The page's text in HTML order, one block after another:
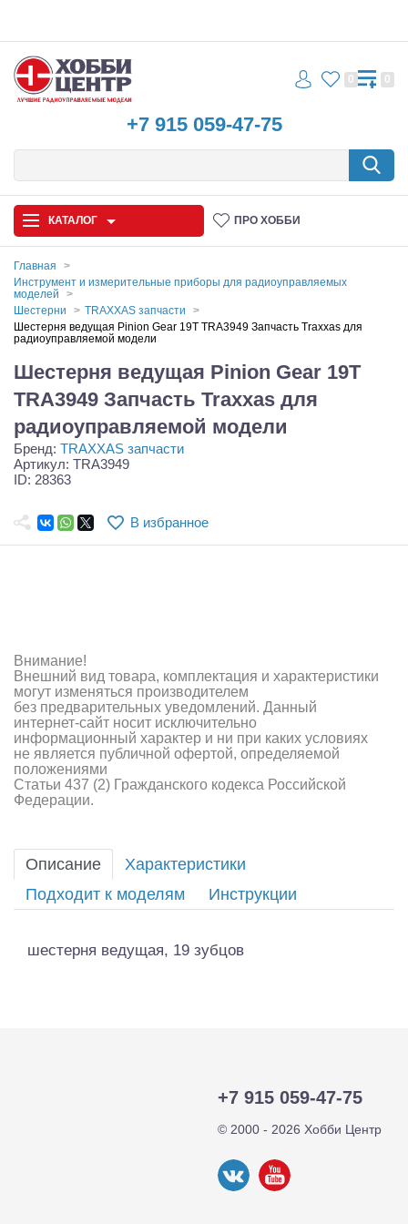
+7 915 059-47-75
0 0
КАТАЛОГ ПРО ХОББИ
Автомодели
Запчасти и аксессуары
Игрушки
Квадрокоптеры
Конструкторы
Двигатели
Технические жидкости
Инструмент,измерительные приборы,расходники
Оптовая продажа запчастей для моделей
Главная
Инструмент и измерительные приборы для радиоуправляемых
моделей
Шестерни
TRAXXAS запчасти
Шестерня ведущая Pinion Gear 19T TRA3949 Запчасть Traxxas для
радиоуправляемой модели
Шестерня ведущая Pinion Gear 19T
TRA3949 Запчасть Traxxas для
радиоуправляемой модели
Бренд: TRAXXAS запчасти
Артикул: TRA3949
ID: 28363
В избранное
Внимание!
Внешний вид товара, комплектация и характеристики
могут изменяться производителем
без предварительных уведомлений. Данный
интернет-сайт носит исключительно
информационный характер и ни при каких условиях
не является публичной офертой, определяемой
положениями
Статьи 437 (2) Гражданского кодекса Российской
Федерации.
Описание
Характеристики
Подходит к моделям
Инструкции
шестерня ведущая, 19 зубцов
+7 915 059-47-75
© 2000 - 2026 Хобби Центр